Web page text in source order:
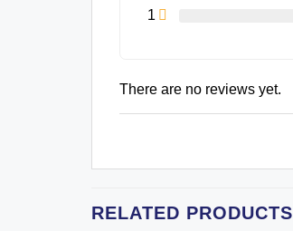
1
There are no reviews yet.
RELATED PRODUCTS